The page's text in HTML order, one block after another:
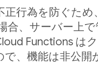
行為を防ぐため
合、サーバー上
Functions は
、機能は非公開